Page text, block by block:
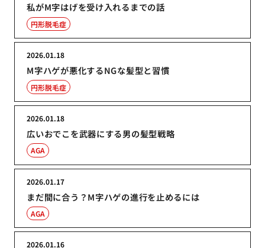
私がM字はげを受け入れるまでの話
円形脱毛症
M字ハゲが悪化するNGな髪型と習慣
2026.01.18
円形脱毛症
広いおでこを武器にする男の髪型戦略
2026.01.18
AGA
まだ間に合う？M字ハゲの進行を止めるには
2026.01.17
AGA
2026.01.16